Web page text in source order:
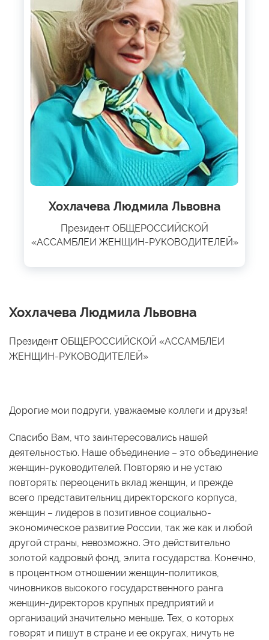
Хохлачева Людмила Львовна
Президент ОБЩЕРОССИЙСКОЙ
«АССАМБЛЕИ ЖЕНЩИН-РУКОВОДИТЕЛЕЙ»
Хохлачева Людмила Львовна
Президент ОБЩЕРОССИЙСКОЙ «АССАМБЛЕИ
ЖЕНЩИН-РУКОВОДИТЕЛЕЙ»
Дорогие мои подруги, уважаемые коллеги и друзья!
Спасибо Вам, что заинтересовались нашей
деятельностью. Наше объединение – это объединение
женщин-руководителей. Повторяю и не устаю
повторять: переоценить вклад женщин, и прежде
всего представительниц директорского корпуса,
женщин – лидеров в позитивное социально-
экономическое развитие России, так же как и любой
другой страны, невозможно. Это действительно
золотой кадровый фонд, элита государства. Конечно,
в процентном отношении женщин-политиков,
чиновников высокого государственного ранга
женщин-директоров крупных предприятий и
организаций значительно меньше. Тех, о которых
говорят и пишут в стране и ее округах, ничуть не